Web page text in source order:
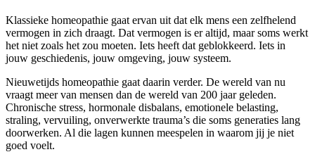
Klassieke homeopathie gaat ervan uit dat elk mens een zelfhelend
vermogen in zich draagt. Dat vermogen is er altijd, maar soms werkt
het niet zoals het zou moeten. Iets heeft dat geblokkeerd. Iets in
jouw geschiedenis, jouw omgeving, jouw systeem.
Nieuwetijds homeopathie gaat daarin verder. De wereld van nu
vraagt meer van mensen dan de wereld van 200 jaar geleden.
Chronische stress, hormonale disbalans, emotionele belasting,
straling, vervuiling, onverwerkte trauma’s die soms generaties lang
doorwerken. Al die lagen kunnen meespelen in waarom jij je niet
goed voelt.